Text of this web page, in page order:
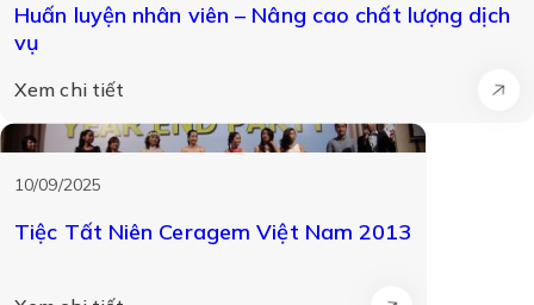
Huấn luyện nhân viên – Nâng cao chất lượng dịch
vụ
Xem chi tiết
10/09/2025
Tiệc Tất Niên Ceragem Việt Nam 2013